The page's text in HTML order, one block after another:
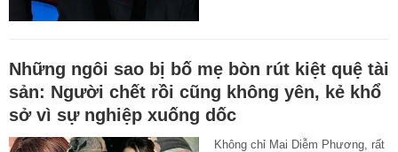
Những ngôi sao bị bố mẹ bòn rút kiệt quệ tài
sản: Người chết rồi cũng không yên, kẻ khổ
sở vì sự nghiệp xuống dốc
Không chỉ Mai Diễm Phương, rất